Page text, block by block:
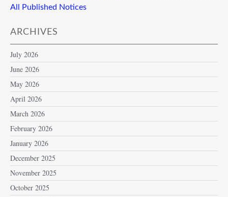
All Published Notices
ARCHIVES
July 2026
June 2026
May 2026
April 2026
March 2026
February 2026
January 2026
December 2025
November 2025
October 2025